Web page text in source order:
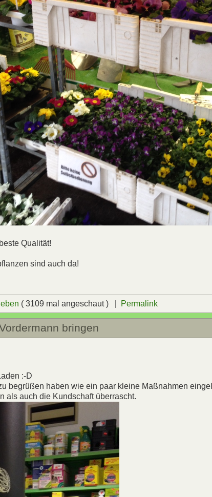
Qualität!
sind auch da!
( 3109 mal angeschaut ) | Permalink
bringen
:-D
begrüßen haben wie ein paar kleine Maßnahmen
als auch die Kundschaft überrascht.